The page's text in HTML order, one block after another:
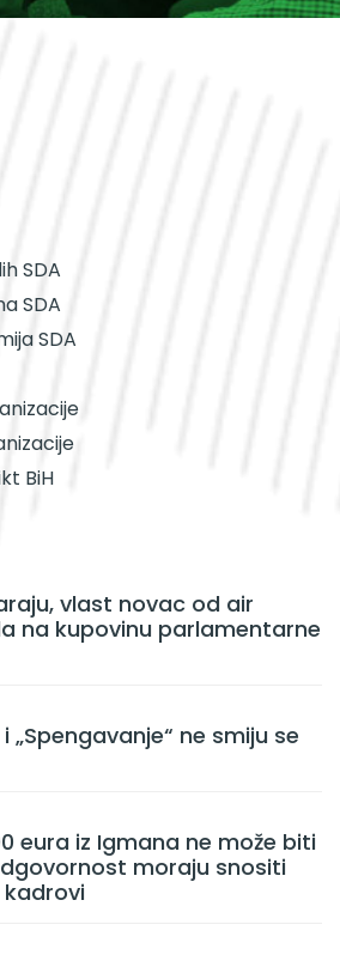
SDA
SDA
SDA
BiH
vlast novac od air
na kupovinu parlamentarne
„Spengavanje“ ne smiju se
eura iz Igmana ne može biti
moraju snositi
kadrovi